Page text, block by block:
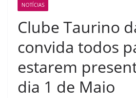
NOTÍCIAS
Clube Taurino
convida todos
estarem
dia 1 de Maio